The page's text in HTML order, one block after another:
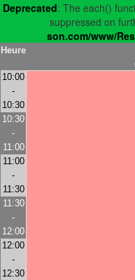
Deprecated: The each()
suppressed on
son.com/www/
Heure
10:00
-
10:30
10:30
-
11:00
11:00
-
11:30
11:30
-
12:00
12:00
-
12:30